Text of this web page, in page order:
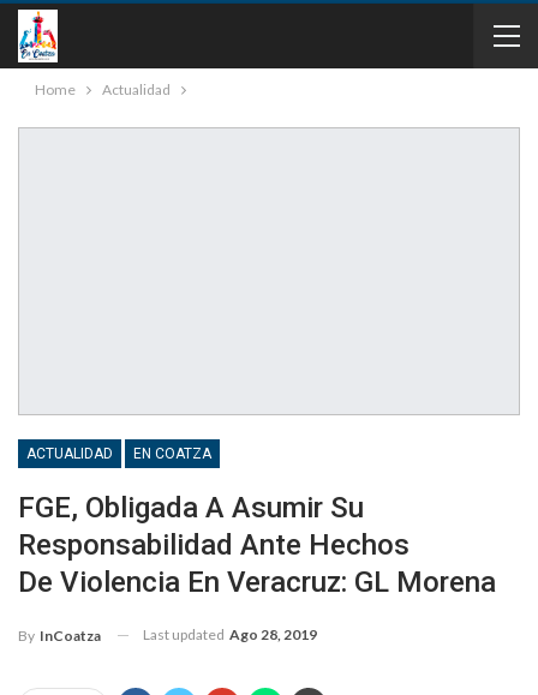
Home Actualidad
ACTUALIDAD EN COATZA
FGE, Obligada A Asumir Su
Responsabilidad Ante Hechos
De Violencia En Veracruz: GL Morena
By InCoatza Last updated Ago 28, 2019